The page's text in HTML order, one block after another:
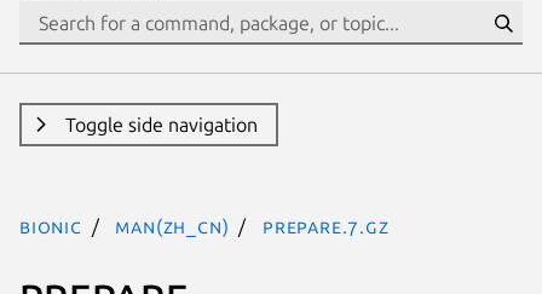
Toggle side navigation
bionic man(zh_CN) prepare.7.gz